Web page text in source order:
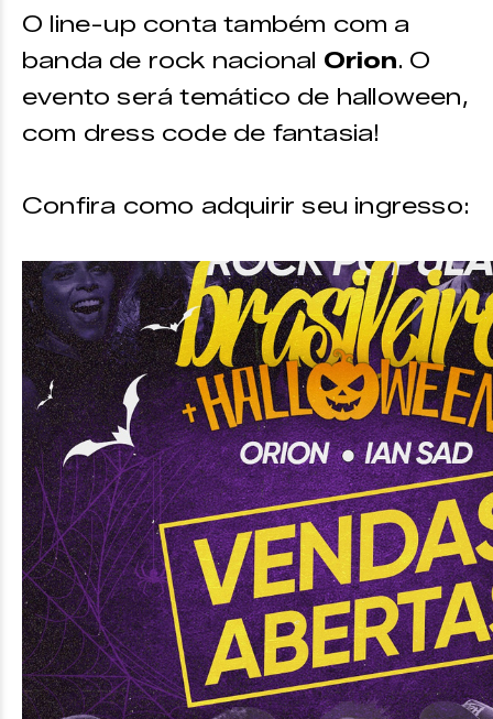
Funcionamento:
Aberto de segunda a sexta-
feira das 9h às 18h
Contato:
O line-up conta também com a
banda de rock nacional Orion. O
evento será temático de halloween,
com dress code de fantasia!
Confira como adquirir seu ingresso: